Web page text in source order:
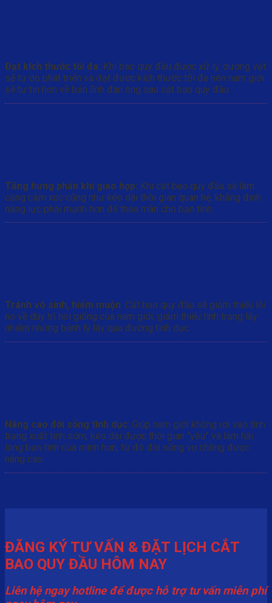
Đạt kích thước tối đa: Khi bao quy đầu được xử lý, dương vật
sẽ tự do phát triển và đạt được kích thước tối đa nên nam giới
sẽ tự tin hơn về bản lĩnh đàn ông sau cắt bao quy đầu.
Tăng hưng phấn khi giao hợp: Khi cắt bao quy đầu sẽ làm
căng cảm xúc cũng như kéo dài thời gian quan hệ, khẳng định
năng lực phái mạnh hơn để thỏa mãn cho bạn tình.
Tránh vô sinh, hiếm muộn: Cắt bao quy đầu sẽ giảm thiểu lỗi
no về duy trì nòi giống của nam giới, giảm thiểu tình trạng lây
nhiễm những bệnh lý lây qua đường tình dục.
Nâng cao đời sống tình dục: Giúp nam giới không rơi vào tình
trạng xuất tinh sớm, kéo dài được thời gian “yêu” và làm hài
lòng bạn tình của mình hơn, từ đó đời sống vợ chồng được
nâng cao.
ĐĂNG KÝ TƯ VẤN & ĐẶT LỊCH CẮT
BAO QUY ĐẦU HÔM NAY
Liên hệ ngay hotline để được hỗ trợ tư vấn miễn phí